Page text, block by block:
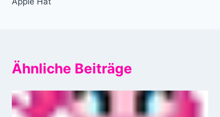
Ähnliche Beiträge